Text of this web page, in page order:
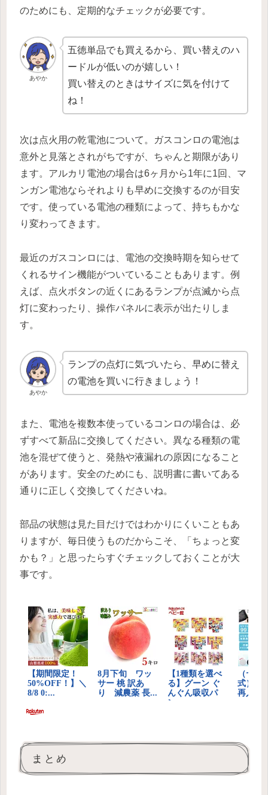
のためにも、定期的なチェックが必要です。
あやか
五徳単品でも買えるから、買い替えのハ
ードルが低いのが嬉しい！
買い替えのときはサイズに気を付けて
ね！
次は点火用の乾電池について。ガスコンロの電池は
意外と見落とされがちですが、ちゃんと期限があり
ます。アルカリ電池の場合は6ヶ月から1年に1回、マ
ンガン電池ならそれよりも早めに交換するのが目安
です。使っている電池の種類によって、持ちもかな
り変わってきます。
最近のガスコンロには、電池の交換時期を知らせて
くれるサイン機能がついていることもあります。例
えば、点火ボタンの近くにあるランプが点滅から点
灯に変わったり、操作パネルに表示が出たりしま
す。
あやか
ランプの点灯に気づいたら、早めに替え
の電池を買いに行きましょう！
また、電池を複数本使っているコンロの場合は、必
ずすべて新品に交換してください。異なる種類の電
池を混ぜて使うと、発熱や液漏れの原因になること
があります。安全のためにも、説明書に書いてある
通りに正しく交換してくださいね。
部品の状態は見た目だけではわかりにくいこともあ
りますが、毎日使うものだからこそ、「ちょっと変
かも？」と思ったらすぐチェックしておくことが大
事です。
まとめ